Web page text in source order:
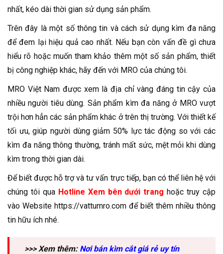
nhất, kéo dài thời gian sử dụng sản phẩm.
Trên đây là một số thông tin và cách sử dụng kìm đa năng
để đem lại hiệu quả cao nhất. Nếu bạn còn vấn đề gì chưa
hiểu rõ hoặc muốn tham khảo thêm một số sản phẩm, thiết
bị công nghiệp khác, hãy đến với MRO của chúng tôi.
MRO Việt Nam được xem là địa chỉ vàng đáng tin cậy của
nhiều người tiêu dùng. Sản phẩm kìm đa năng ở MRO vượt
trội hơn hẳn các sản phẩm khác ở trên thị trường. Với thiết kế
tối ưu, giúp người dùng giảm 50% lực tác động so với các
kìm đa năng thông thường, tránh mất sức, mệt mỏi khi dùng
kìm trong thời gian dài.
Để biết được hỗ trợ và tư vấn trực tiếp, bạn có thể liên hệ với
chúng tôi qua Hotline Xem bên dưới trang hoặc truy cập
vào Website https://vattumro.com để biết thêm nhiều thông
tin hữu ích nhé.
>>> Xem thêm: Nơi bán kìm cắt giá rẻ uy tín